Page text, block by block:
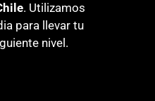
. Utilizamos
para llevar tu
nivel.